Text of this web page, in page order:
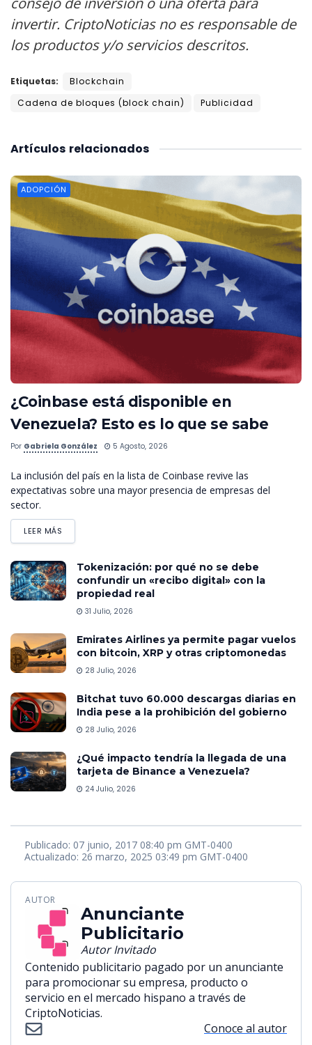
invertir. CriptoNoticias no es responsable de
los productos y/o servicios descritos.
Etiquetas:
Blockchain
Cadena de bloques (block chain)
Publicidad
relacionados
Artículos
ADOPCIÓN
¿Coinbase está disponible en
Venezuela? Esto es lo que se sabe
Por Gabriela González 5 Agosto, 2026
La inclusión del país en la lista de Coinbase revive las
expectativas sobre una mayor presencia de empresas del
sector.
LEER MÁS
Tokenización: por qué no se debe
confundir un «recibo digital» con la
propiedad real
31 Julio, 2026
Emirates Airlines ya permite pagar vuelos
con bitcoin, XRP y otras criptomonedas
28 Julio, 2026
Bitchat tuvo 60.000 descargas diarias en
India pese a la prohibición del gobierno
28 Julio, 2026
¿Qué impacto tendría la llegada de una
tarjeta de Binance a Venezuela?
24 Julio, 2026
Publicado: 07 junio, 2017 08:40 pm GMT-0400
Actualizado: 26 marzo, 2025 03:49 pm GMT-0400
AUTOR
Anunciante
Publicitario
Autor Invitado
Contenido publicitario pagado por un anunciante
para promocionar su empresa, producto o
servicio en el mercado hispano a través de
CriptoNoticias.
Conoce al autor